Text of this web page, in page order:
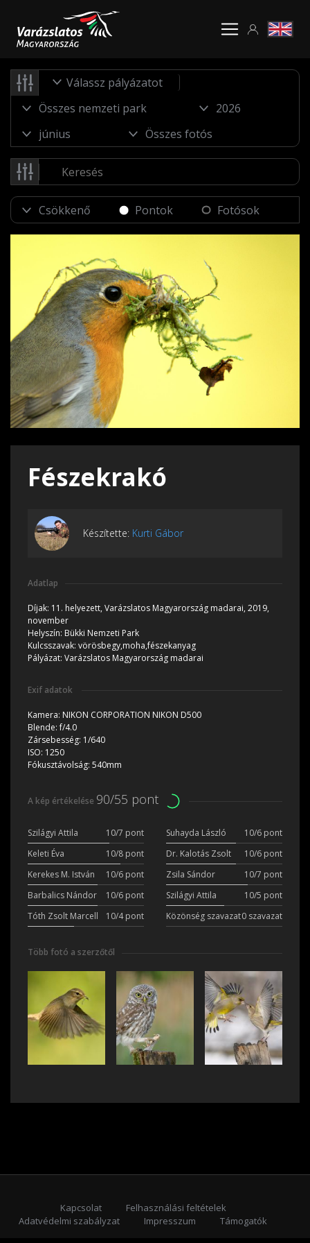
Válassz pályázatot
Pontok Fotósok
Fészekrakó
Készítette: Kurti Gábor
Adatlap
Díjak: 11. helyezett, Varázslatos Magyarország madarai, 2019,
november
Helyszín: Bükki Nemzeti Park
Kulcsszavak: vörösbegy,moha,fészekanyag
Pályázat: Varázslatos Magyarország madarai
Exif adatok
Kamera: NIKON CORPORATION NIKON D500
Blende:f/4.0
Zársebesség: 1/640
ISO: 1250
Fókusztávolság: 540mm
A kép értékelése 90/55 pont
Szilágyi Attila 10/7 pont Suhayda László
10/6 pont
Keleti Éva
10/8 pont Dr. Kalotás Zsolt
10/6 pont
Kerekes M. István
10/6 pont Zsila Sándor
10/7 pont
Barbalics Nándor
10/6 pont Szilágyi Attila
10/5 pont
Tóth Zsolt Marcell
10/4 pont Közönség szavazat0 szavazat
Több fotó a szerzőtől
Kapcsolat
Felhasználási feltételek
Adatvédelmi szabályzat
Impresszum
Támogatók